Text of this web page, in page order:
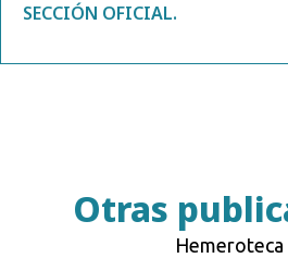
SECCIÓN OFICIAL.
Otras
Hemeroteca